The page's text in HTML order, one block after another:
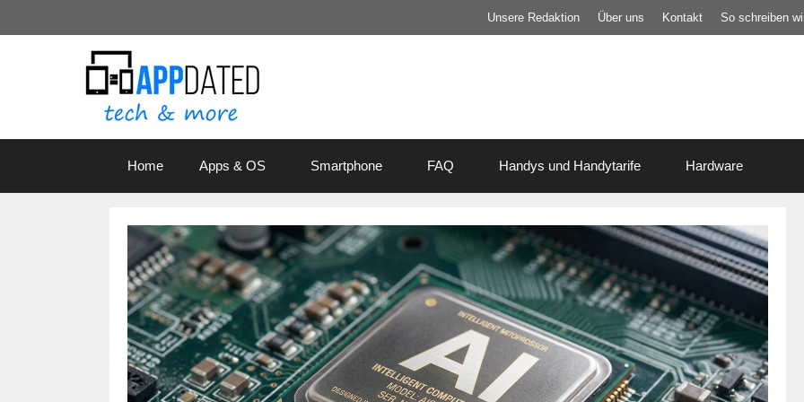
Inhalt
Unsere Redaktion Über uns Kontakt So schreiben
Home Apps & OS Smartphone FAQ Handys und Handytarife Hardware